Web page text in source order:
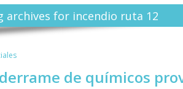
archives for incendio ruta 12
de químicos